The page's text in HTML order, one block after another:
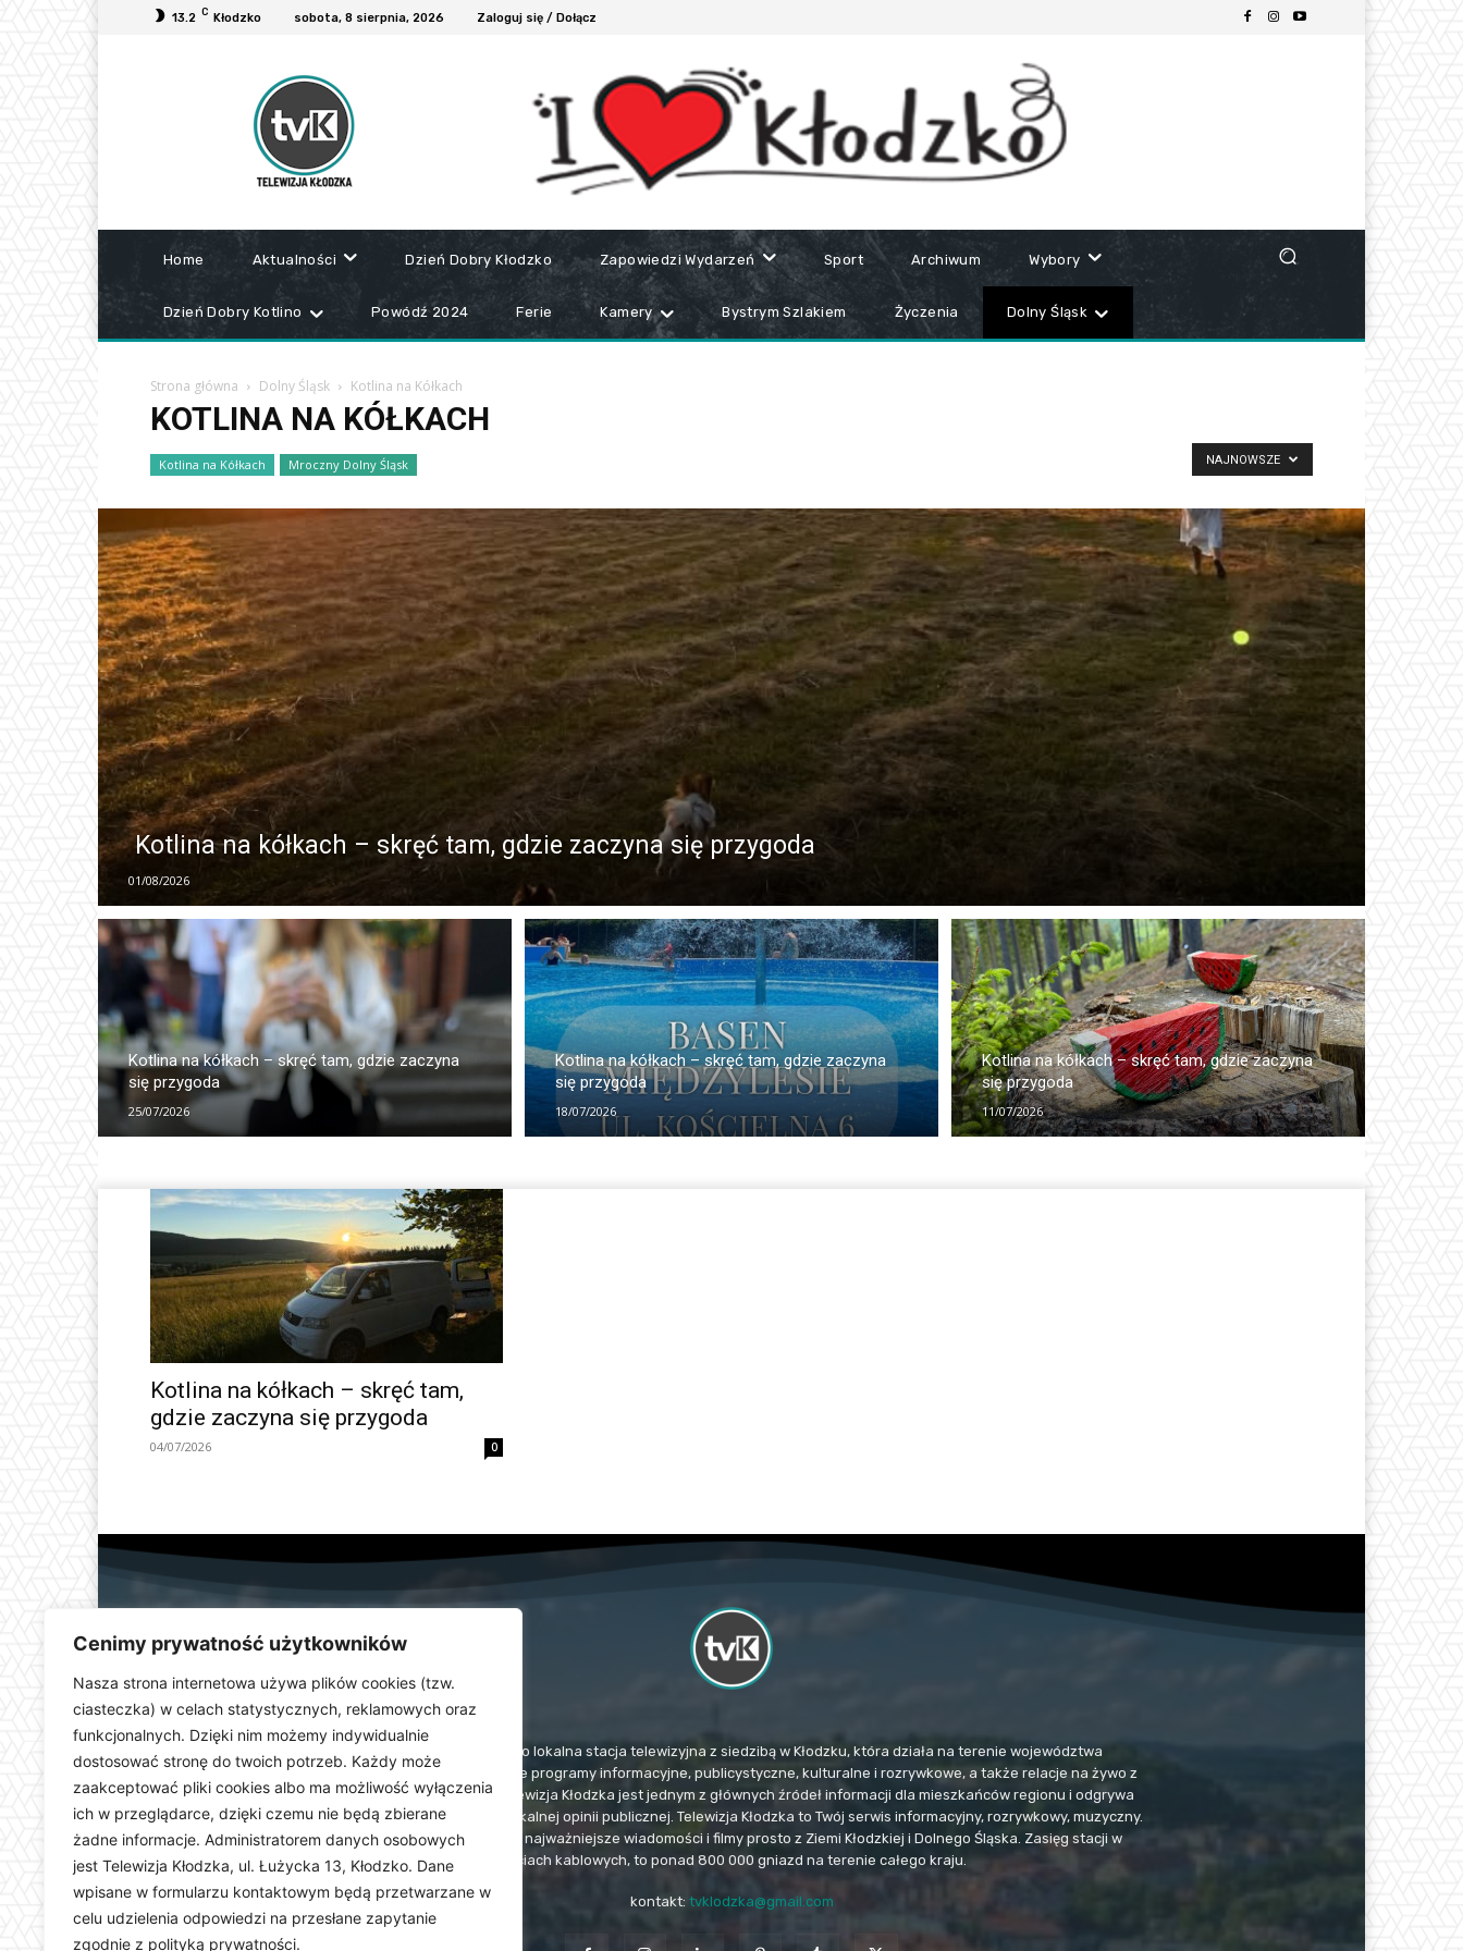
Cenimy prywatność użytkowników
Nasza strona internetowa używa plików cookies (tzw.
ciasteczka) w celach statystycznych, reklamowych oraz
funkcjonalnych. Dzięki nim możemy indywidualnie
dostosować stronę do twoich potrzeb. Każdy może
zaakceptować pliki cookies albo ma możliwość wyłączenia
ich w przeglądarce, dzięki czemu nie będą zbierane
żadne informacje. Administratorem danych osobowych
jest Telewizja Kłodzka, ul. Łużycka 13, Kłodzko. Dane
wpisane w formularzu kontaktowym będą przetwarzane w
celu udzielenia odpowiedzi na przesłane zapytanie
zgodnie z polityką prywatności.
13.2 C Kłodzko sobota, 8 sierpnia, 2026 Zaloguj się / Dołącz
Home Aktualności Dzień Dobry Kłodzko Zapowiedzi Wydarzeń Sport Archiwum Wybory
Dzień Dobry Kotlino Powódź 2024 Ferie Kamery Bystrym Szlakiem Życzenia Dolny Śląsk
Strona główna Dolny Śląsk Kotlina na Kółkach
KOTLINA NA KÓŁKACH
Kotlina na Kółkach Mroczny Dolny Śląsk NAJNOWSZE
Kotlina na kółkach – skręć tam, gdzie zaczyna się przygoda
01/08/2026
Kotlina na kółkach – skręć tam, gdzie zaczyna
się przygoda
25/07/2026
Kotlina na kółkach – skręć tam, gdzie zaczyna
się przygoda
18/07/2026
Kotlina na kółkach – skręć tam, gdzie zaczyna
się przygoda
11/07/2026
Kotlina na kółkach – skręć tam,
gdzie zaczyna się przygoda
04/07/2026 0
Telewizja Kłodzka (TvK) to lokalna stacja telewizyjna z siedzibą w Kłodzku, która działa na terenie województwa
dolnośląskiego. Stacja emituje programy informacyjne, publicystyczne, kulturalne i rozrywkowe, a także relacje na żywo z
wydarzeń i uroczystości. Telewizja Kłodzka jest jednym z głównych źródeł informacji dla mieszkańców regionu i odgrywa
ważną rolę w kształtowaniu lokalnej opinii publicznej. Telewizja Kłodzka to Twój serwis informacyjny, rozrywkowy, muzyczny.
Dostarczamy najświeższe i najważniejsze wiadomości i filmy prosto z Ziemi Kłodzkiej i Dolnego Śląska. Zasięg stacji w
sieciach kablowych, to ponad 800 000 gniazd na terenie całego kraju.
kontakt: tvklodzka@gmail.com